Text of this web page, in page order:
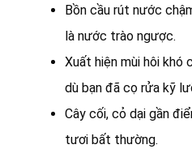
Bồn cầu rút nước
là nước trào ngược.
Xuất hiện mùi hôi khó
dù bạn đã cọ rửa kỹ
Cây cối, cỏ dại gần
tươi bất thường.